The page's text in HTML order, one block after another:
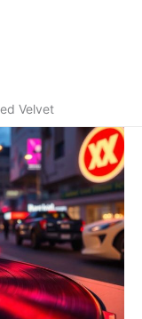
Velvet